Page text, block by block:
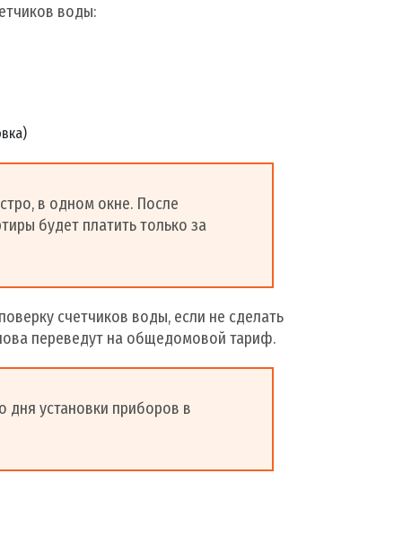
воды:
в одном окне. После
будет платить только за
счетчиков воды, если не сделать
переведут на общедомовой тариф.
дня установки приборов в